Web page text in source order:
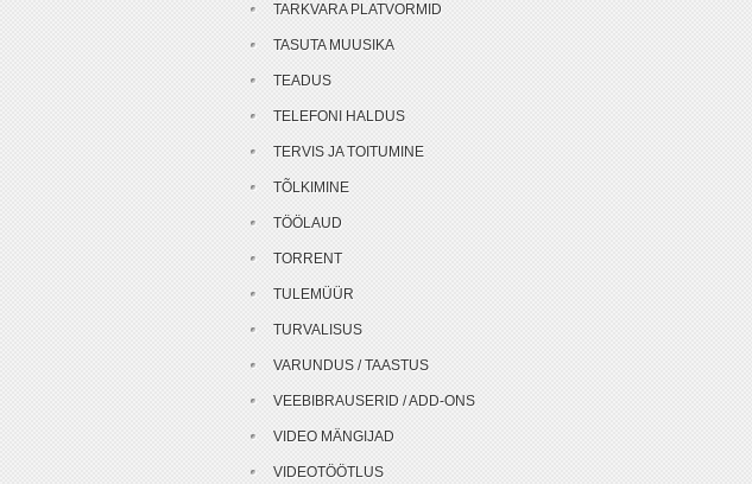
TARKVARA PLATVORMID
TASUTA MUUSIKA
TEADUS
TELEFONI HALDUS
TERVIS JA TOITUMINE
TÕLKIMINE
TÖÖLAUD
TORRENT
TULEMÜÜR
TURVALISUS
VARUNDUS / TAASTUS
VEEBIBRAUSERID / ADD-ONS
VIDEO MÄNGIJAD
VIDEOTÖÖTLUS